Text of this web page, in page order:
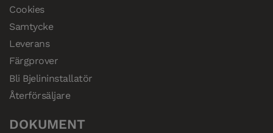
Cookies
Samtycke
Leverans
Färgprover
Bli Bjelininstallatör
Återförsäljare
DOKUMENT